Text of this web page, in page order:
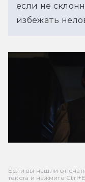
если не
избежать
Если вы нашли
текста и нажмите